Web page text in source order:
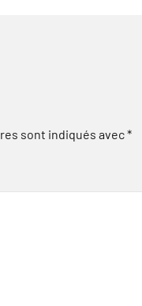
sont indiqués avec*